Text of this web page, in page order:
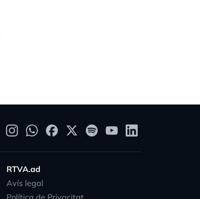
RTVA.ad
Avís legal
Política de Privacitat